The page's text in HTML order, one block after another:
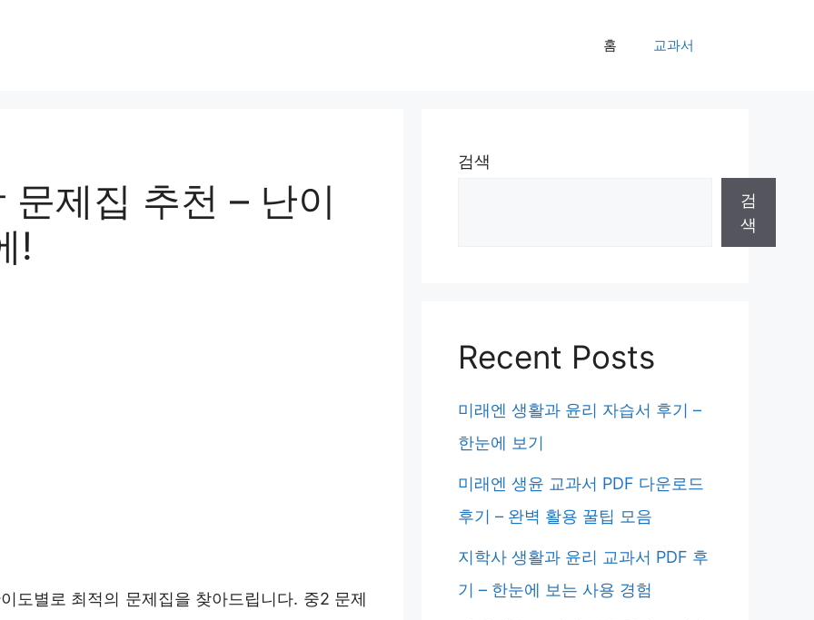
홈 교과서
제집 추천 – 난이
!
도별로 최적의 문제집을 찾아드립니다. 중2 문제
검색
검
색
Recent Posts
미래엔 생활과 윤리 자습서 후기 –
한눈에 보기
미래엔 생윤 교과서 PDF 다운로드
후기 – 완벽 활용 꿀팁 모음
지학사 생활과 윤리 교과서 PDF 후
기 – 한눈에 보는 사용 경험